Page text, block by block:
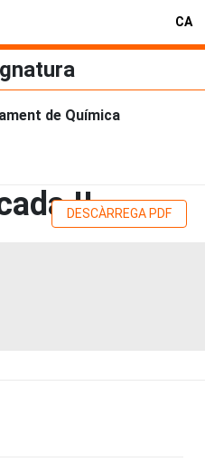
CA
de Química
II
DESCÀRREGA PDF